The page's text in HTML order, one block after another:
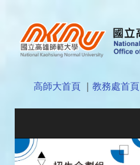
高師大首頁 教務處首頁